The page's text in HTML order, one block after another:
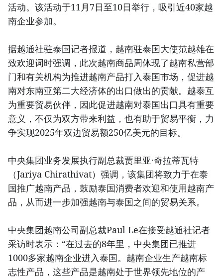
活动。该活动于11月7日至10日举行，吸引近40家越
南企业参加。
据越通社驻泰国记者报道，越南驻泰国大使范越雄在
致欢迎词时强调，此次越南商品周体现了越南私营部
门和有关机构为推进越南产品打入泰国市场，促进越
南对东南亚第二大经济体的出口做出的贡献。越泰互
为重要贸易伙伴，因此促进越南对泰国出口具有重要
意义，不仅为双方带来利益，也有助于贸易平衡，力
争实现2025年双边贸易额250亿美元的目标。
中央集团业务发展执行副总裁贾里亚·奇拉蒂瓦特
（Jariya Chirathivat）强调，该集团将致力于在泰
国推广越南产品，鼓励泰国消费者欢迎和使用越南产
品，从而进一步加强越南与泰国之间的贸易关系。
中央集团越南公司副总裁Paul Le在接受越通社记者
采访时表示：“在过去的8年里，中央集团已推进
1000多家越南企业进入泰国。越南企业生产越南标
志性产品，这些产品是越南处于世界领先地位的产